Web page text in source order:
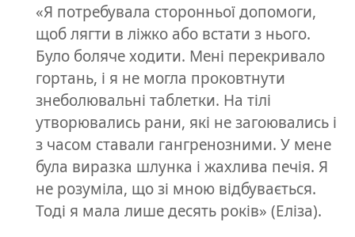
«Я потребувала сторонньої допомоги,
щоб лягти в ліжко або встати з нього.
Було боляче ходити. Мені перекривало
гортань, і я не могла проковтнути
знеболювальні таблетки. На тілі
утворювались рани, які не загоювались і
з часом ставали гангренозними. У мене
була виразка шлунка і жахлива печія. Я
не розуміла, що зі мною відбувається.
Тоді я мала лише десять років» (Еліза).